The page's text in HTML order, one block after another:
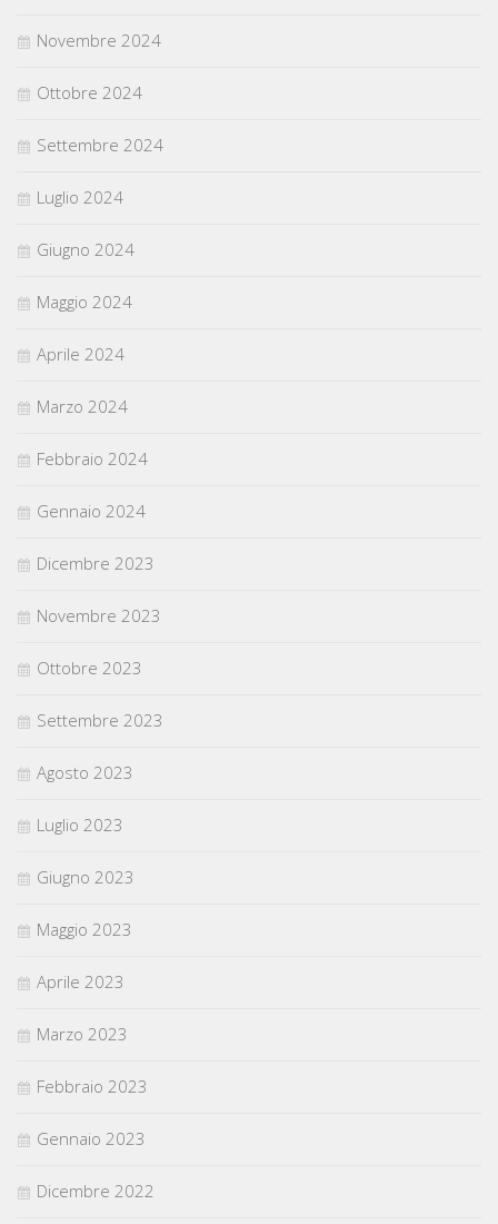
Novembre 2024
Ottobre 2024
Settembre 2024
Luglio 2024
Giugno 2024
Maggio 2024
Aprile 2024
Marzo 2024
Febbraio 2024
Gennaio 2024
Dicembre 2023
Novembre 2023
Ottobre 2023
Settembre 2023
Agosto 2023
Luglio 2023
Giugno 2023
Maggio 2023
Aprile 2023
Marzo 2023
Febbraio 2023
Gennaio 2023
Dicembre 2022